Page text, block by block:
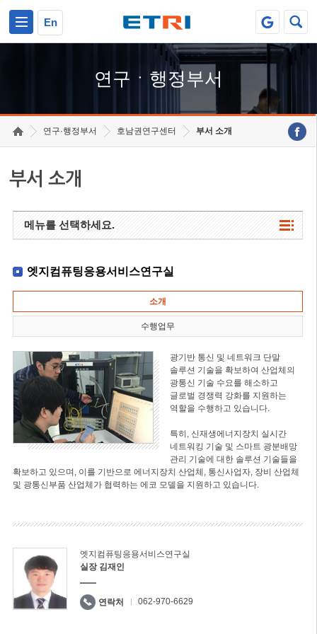
En
연구ㆍ행정부서
연구·행정부서 호남권연구센터 부서 소개
부서 소개
메뉴를 선택하세요.
엣지컴퓨팅응용서비스연구실
소개
수행업무
광기반 통신 및 네트워크 단말
솔루션 기술을 확보하여 산업체의
광통신 기술 수요를 해소하고
글로벌 경쟁력 강화를 지원하는
역할을 수행하고 있습니다.
특히, 신재생에너지장치 실시간
네트워킹 기술 및 스마트 광분배망
관리 기술에 대한 솔루션 기술들을
확보하고 있으며, 이를 기반으로 에너지장치 산업체, 통신사업자, 장비 산업체
및 광통신부품 산업체가 협력하는 에코 모델을 지원하고 있습니다.
엣지컴퓨팅응용서비스연구실
실장 김재인
연락처 062-970-6629